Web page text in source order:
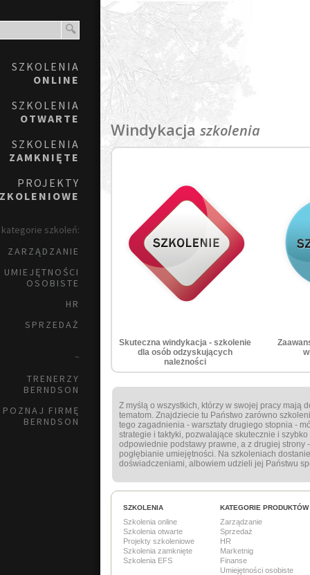
SZKOLENIA
ONLINE
SZKOLENIA
OTWARTE
SZKOLENIA
ZAMKNIĘTE
PROJEKTY
kategorie szkoleń:
ZARZĄDZANIE
UMIEJĘTNOŚCI
OSOBISTE
HR
SPRZEDAŻ
~
TRENERZY
BERNDSON
POZNAJ FIRMĘ
BERNDSON
Windykacja szkolenia
Skuteczna windykacja - szkolenie
dla osób odzyskujących
należności
Z myślą o wszystkich, którzy w swojej pracy mają
tematom. Znajdziecie tu Państwo zarówno
tego zagadnienia - warsztaty drugiego stopnia -
strategie i taktyki, pozwalające skutecznie i
odpowiednie podstawy prawne, a z drugiej
pogłębianie umiejętności. Na szkoleniach
doświadczeniami, albowiem udzieli jej Państwu
SZKOLENIA
Szkolenia online
Szkolenia otwarte
Projekty szkoleniowe
Szkolenia zamknięte
Szkolenia EFS
KATEGORIE PRODUKTÓW
Zarządzanie
Sprzedaż
HR
Marketnig
Finanse
Umiejętności osobiste